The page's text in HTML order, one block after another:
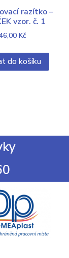
razítko –
vzor. č. 1
Kč
do košíku